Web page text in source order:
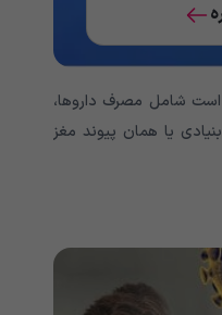
شامل مصرف داروها،
یا همان پیوند مغز